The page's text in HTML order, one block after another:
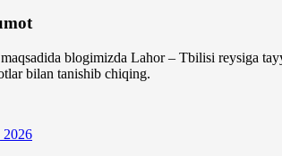
blogimizda Lahor – Tbilisi reysiga
bilan tanishib chiqing.
2026